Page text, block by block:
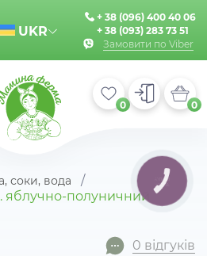
UKR
+ 38 (096) 400 40 06
+ 38 (093) 283 73 51
Замовити по Viber
0 0
соки, вода
яблучно-полуничний
0 відгуків
КНОПКА
ЗВ'ЯЗКУ